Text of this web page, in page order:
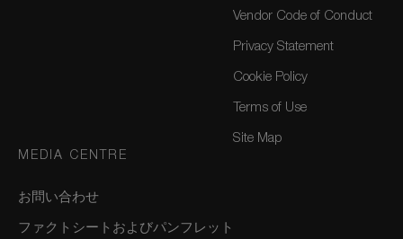
Vendor Code of Conduct
Privacy Statement
Cookie Policy
Terms of Use
Site Map
MEDIA CENTRE
お問い合わせ
ファクトシートおよびパンフレット